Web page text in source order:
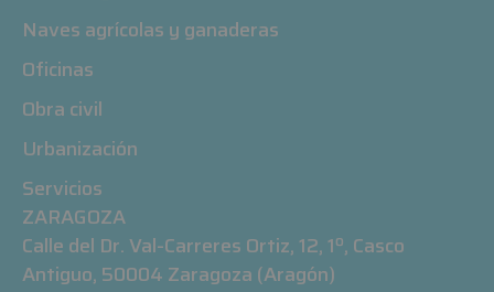
Naves agrícolas y ganaderas
Oficinas
Obra civil
Urbanización
Servicios
ZARAGOZA
Calle del Dr. Val-Carreres Ortiz, 12, 1º, Casco
Antiguo, 50004 Zaragoza (Aragón)